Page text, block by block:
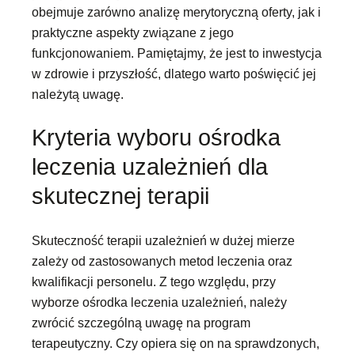
obejmuje zarówno analizę merytoryczną oferty, jak i
praktyczne aspekty związane z jego
funkcjonowaniem. Pamiętajmy, że jest to inwestycja
w zdrowie i przyszłość, dlatego warto poświęcić jej
należytą uwagę.
Kryteria wyboru ośrodka
leczenia uzależnień dla
skutecznej terapii
Skuteczność terapii uzależnień w dużej mierze
zależy od zastosowanych metod leczenia oraz
kwalifikacji personelu. Z tego względu, przy
wyborze ośrodka leczenia uzależnień, należy
zwrócić szczególną uwagę na program
terapeutyczny. Czy opiera się on na sprawdzonych,